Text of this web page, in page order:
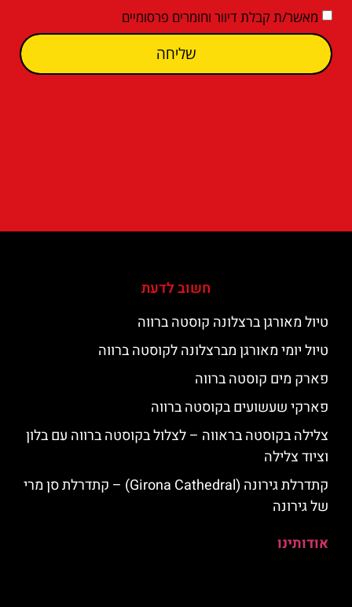
מאשר/ת קבלת דיוור וחומרים פרסומיים
שליחה
חשוב לדעת
טיול מאורגן ברצלונה קוסטה ברווה
טיול יומי מאורגן מברצלונה לקוסטה ברווה
פארק מים קוסטה ברווה
פארקי שעשועים בקוסטה ברווה
צלילה בקוסטה בראווה – לצלול בקוסטה ברווה עם בלון
וציוד צלילה
קתדרלת גירונה (Girona Cathedral) – קתדרלת סן מרי
של גירונה
אודותינו